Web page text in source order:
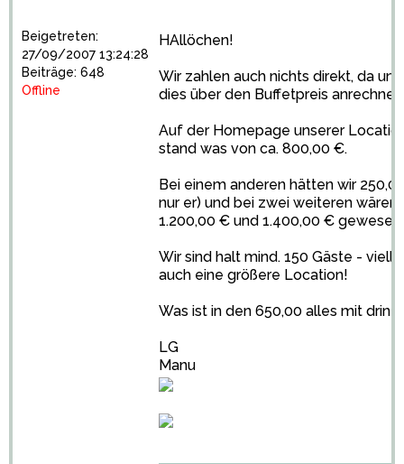
Beigetreten:
27/09/2007 13:24:28
Beiträge: 648
Offline
HAllöchen!
Wir zahlen auch nichts direkt, da
dies über den Buffetpreis anrechnet.
Auf der Homepage unserer
stand was von ca. 800,00 €.
Bei einem anderen hätten wir
nur er) und bei zwei weiteren wären
1.200,00 € und 1.400,00 €
Wir sind halt mind. 150 Gäste -
auch eine größere Location!
Was ist in den 650,00 alles mit drin?
LG
Manu